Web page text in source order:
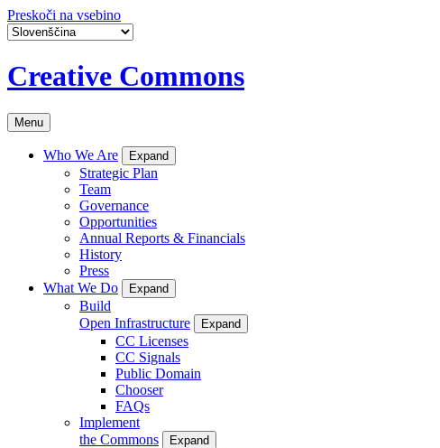
Preskoči na vsebino
Creative Commons
Menu
Who We Are Expand
Strategic Plan
Team
Governance
Opportunities
Annual Reports & Financials
History
Press
What We Do
Expand
Build
Open Infrastructure
Expand
CC Licenses
CC Signals
Public Domain
Chooser
FAQs
Implement
the Commons
Expand